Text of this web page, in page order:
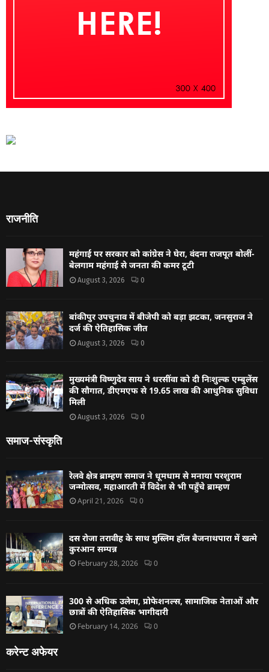
राजनीति
महंगाई पर सरकार को कांग्रेस ने घेरा, वंदना राजपूत बोलीं-
बेलगाम महंगाई से जनता की कमर टूटी
August 3, 2026 0
बांकीपुर उपचुनाव में बीजेपी को बड़ा झटका, जनसुराज ने
दर्ज की ऐतिहासिक जीत
August 3, 2026 0
मुख्यमंत्री विष्णुदेव साय ने धरसींवा को दी निःशुल्क एम्बुलेंस
की सौगात, डीएमएफ से 19.65 लाख की आधुनिक सुविधा
मिली
August 3, 2026 0
समाज-संस्कृति
रेलवे क्षेत्र ब्राम्हण समाज ने धूमधाम से मनाया परशुराम
जन्मोत्सव, महाआरती में विदेश से भी पहुँचे ब्राम्हण
April 21, 2026 0
दस रोजा तरावीह के साथ मुस्लिम हॉल बैजनाथपारा में खत्मे
कुरआन सम्पन्न
February 28, 2026 0
300 से अधिक उलेमा, प्रोफेशनल्स, सामाजिक नेताओं और
छात्रों की ऐतिहासिक भागीदारी
February 14, 2026 0
करेन्ट अफेयर